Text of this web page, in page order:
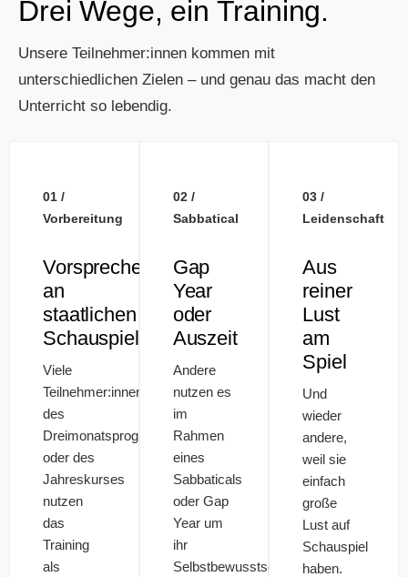
Drei Wege, ein Training.
Unsere Teilnehmer:innen kommen mit
unterschiedlichen Zielen – und genau das macht den
Unterricht so lebendig.
01 /
Vorbereitung
Vorsprechen
an
staatlichen
Schauspielschulen
Viele
Teilnehmer:innen
des
Dreimonatsprogramms
oder des
Jahreskurses
nutzen
das
Training
als
02 /
Sabbatical
Gap
Year
oder
Auszeit
Andere
nutzen es
im
Rahmen
eines
Sabbaticals
oder Gap
Year um
ihr
Selbstbewusstsein
03 /
Leidenschaft
Aus
reiner
Lust
am
Spiel
Und
wieder
andere,
weil sie
einfach
große
Lust auf
Schauspiel
haben.